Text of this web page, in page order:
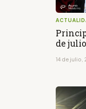
de
14 de julio,